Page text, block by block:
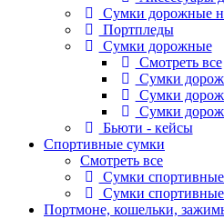
Сумки дорожные
Портпледы
Сумки дорожные
Смотреть все
Сумки
Сумки
Сумки
Бьюти - кейсы
Спортивные сумки
Смотреть все
Сумки
Сумки
Портмоне, кошельки,